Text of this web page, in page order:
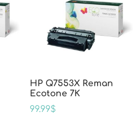
HP Q7553X Reman
Ecotone 7K
99.99$